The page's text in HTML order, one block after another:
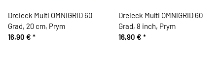
Dreieck Multi OMNIGRID 60
Grad, 20 cm, Prym
16,90 € *
Dreieck Multi OMNIGRID 60
Grad, 8 inch, Prym
16,90 € *